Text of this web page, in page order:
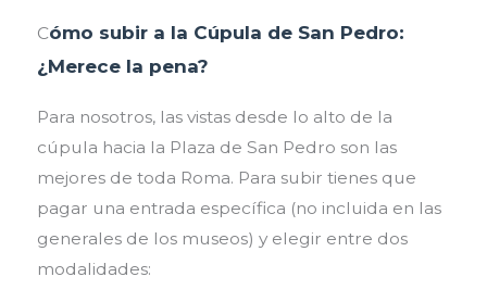
Cómo subir a la Cúpula de San Pedro:
¿Merece la pena?
Para nosotros, las vistas desde lo alto de la
cúpula hacia la Plaza de San Pedro son las
mejores de toda Roma. Para subir tienes que
pagar una entrada específica (no incluida en las
generales de los museos) y elegir entre dos
modalidades: